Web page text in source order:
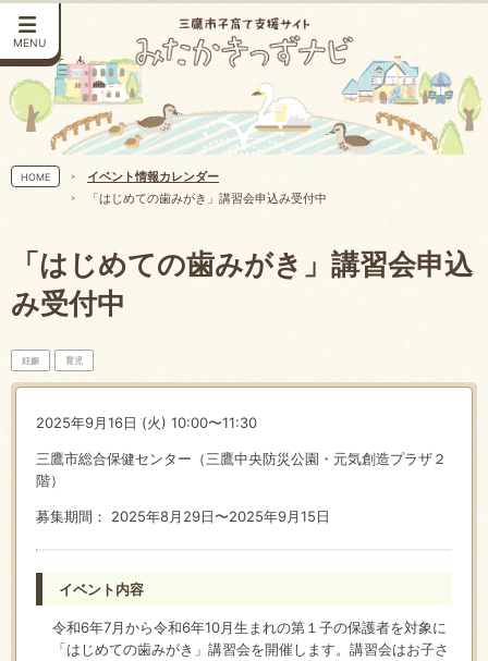
MENU
HOME
イベント情報カレンダー
「はじめての歯みがき」講習会申込み受付中
「はじめての歯みがき」講習会申込
み受付中
妊娠 育児
2025年9月16日 (火) 10:00〜11:30
三鷹市総合保健センター（三鷹中央防災公園・元気創造プラザ２
階）
募集期間： 2025年8月29日〜2025年9月15日
イベント内容
令和6年7月から令和6年10月生まれの第１子の保護者を対象に
「はじめての歯みがき」講習会を開催します。講習会はお子さ